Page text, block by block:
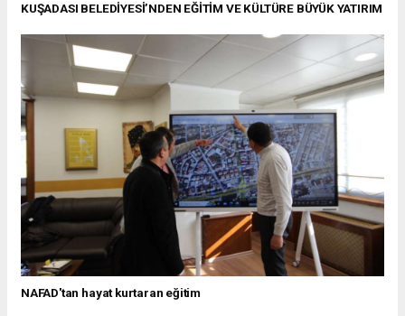
KUŞADASI BELEDİYESİ’NDEN EĞİTİM VE KÜLTÜRE BÜYÜK YATIRIM
NAFAD'tan hayat kurtaran eğitim